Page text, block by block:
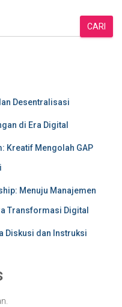
CARI
Desentralisasi
di Era Digital
Kreatif Mengolah GAP
Menuju Manajemen
Transformasi Digital
Diskusi dan Instruksi